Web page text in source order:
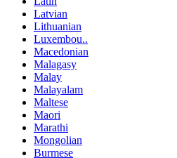
Latvian
Lithuanian
Luxembou..
Macedonian
Malagasy
Malay
Malayalam
Maltese
Maori
Marathi
Mongolian
Burmese